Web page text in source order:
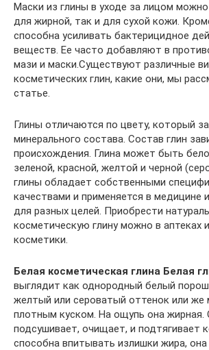
Маски из глины в уходе за лицом
для жирной, так и для сухой кожи.
способна усиливать бактерицидное
веществ. Ее часто добавляют в
мази и маски.Существуют различные
косметических глин, какие они, мы
статье.
Глины отличаются по цвету, который
минерального состава. Состав глин
происхождения. Глина может быть
зеленой, красной, желтой и черной
глины обладает собственными
качествами и применяется в медицине
для разных целей. Приобрести
косметическую глину можно в аптеках
косметики.
Белая косметическая глина Белая
выглядит как однородный белый
желтый или сероватый оттенок или
плотным куском. На ощупь она жирная.
подсушивает, очищает, и подтягивает
способна впитывать излишки жира,